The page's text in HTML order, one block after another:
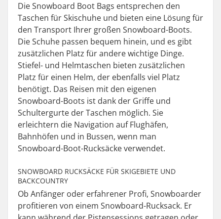
Die Snowboard Boot Bags entsprechen den
Taschen für Skischuhe und bieten eine Lösung für
den Transport Ihrer großen Snowboard-Boots.
Die Schuhe passen bequem hinein, und es gibt
zusätzlichen Platz für andere wichtige Dinge.
Stiefel- und Helmtaschen bieten zusätzlichen
Platz für einen Helm, der ebenfalls viel Platz
benötigt. Das Reisen mit den eigenen
Snowboard-Boots ist dank der Griffe und
Schultergurte der Taschen möglich. Sie
erleichtern die Navigation auf Flughäfen,
Bahnhöfen und in Bussen, wenn man
Snowboard-Boot-Rucksäcke verwendet.
SNOWBOARD RUCKSÄCKE FÜR SKIGEBIETE UND
BACKCOUNTRY
Ob Anfänger oder erfahrener Profi, Snowboarder
profitieren von einem Snowboard-Rucksack. Er